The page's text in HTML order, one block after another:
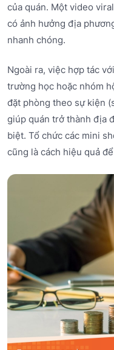
của quán. Một video
có ảnh hưởng địa
nhanh chóng.
Ngoài ra, việc hợp tác
trường học hoặc nhóm
đặt phòng theo sự kiện
giúp quán trở thành địa
biệt. Tổ chức các mini
cũng là cách hiệu quả